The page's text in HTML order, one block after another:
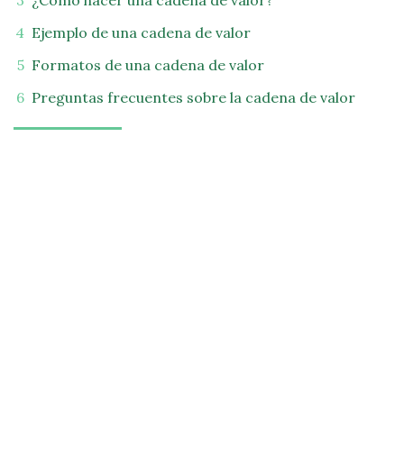
Ejemplo de una cadena de valor
Formatos de una cadena de valor
Preguntas frecuentes sobre la cadena de valor